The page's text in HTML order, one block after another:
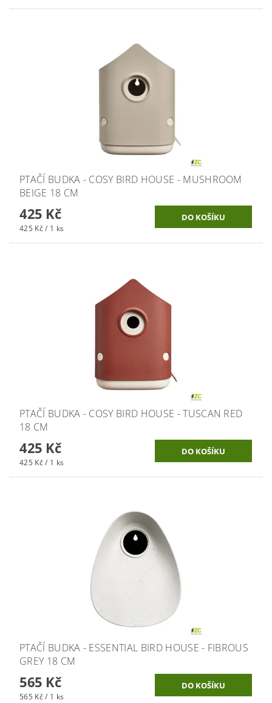
PTAČÍ BUDKA - COSY BIRD HOUSE - MUSHROOM
BEIGE 18 CM
425 Kč
425 Kč / 1 ks
PTAČÍ BUDKA - COSY BIRD HOUSE - TUSCAN RED
18 CM
425 Kč
425 Kč / 1 ks
PTAČÍ BUDKA - ESSENTIAL BIRD HOUSE - FIBROUS
GREY 18 CM
565 Kč
565 Kč / 1 ks